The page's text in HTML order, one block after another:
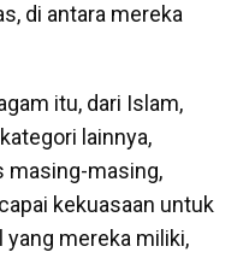
di antara mereka
itu, dari Islam,
lainnya,
masing-masing,
kekuasaan untuk
mereka miliki,